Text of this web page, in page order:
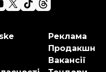
Реклама
Продакшн
Вакансії